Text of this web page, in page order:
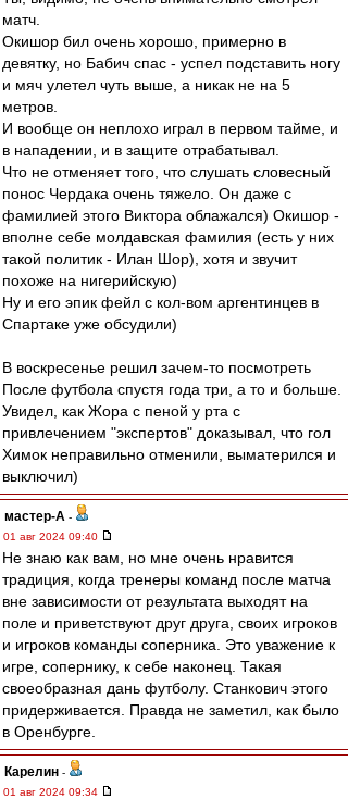
матч.
Окишор бил очень хорошо, примерно в
девятку, но Бабич спас - успел подставить ногу
и мяч улетел чуть выше, а никак не на 5
метров.
И вообще он неплохо играл в первом тайме, и
в нападении, и в защите отрабатывал.
Что не отменяет того, что слушать словесный
понос Чердака очень тяжело. Он даже с
фамилией этого Виктора облажался) Окишор -
вполне себе молдавская фамилия (есть у них
такой политик - Илан Шор), хотя и звучит
похоже на нигерийскую)
Ну и его эпик фейл с кол-вом аргентинцев в
Спартаке уже обсудили)
В воскресенье решил зачем-то посмотреть
После футбола спустя года три, а то и больше.
Увидел, как Жора с пеной у рта с
привлечением "экспертов" доказывал, что гол
Химок неправильно отменили, выматерился и
выключил)
мастер-А -
01 авг 2024 09:40
Не знаю как вам, но мне очень нравится
традиция, когда тренеры команд после матча
вне зависимости от результата выходят на
поле и приветствуют друг друга, своих игроков
и игроков команды соперника. Это уважение к
игре, сопернику, к себе наконец. Такая
своеобразная дань футболу. Станкович этого
придерживается. Правда не заметил, как было
в Оренбурге.
Карелин -
01 авг 2024 09:34